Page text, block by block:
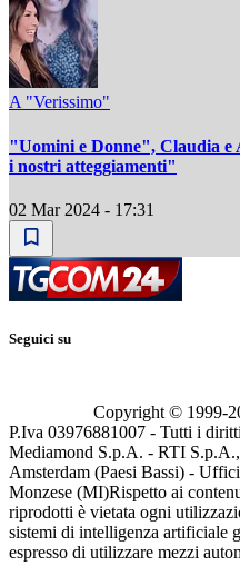
A "Verissimo"
"Uomini e Donne", Claudia e
i nostri atteggiamenti"
02 Mar 2024 - 17:31
Seguici su
Copyright © 1999-
P.Iva 03976881007 - Tutti i
Mediamond S.p.A. - RTI
Amsterdam (Paesi Bassi) -
Monzese (MI)Rispetto ai
riprodotti è vietata ogni
sistemi di intelligenza artificiale
espresso di utilizzare mezzi